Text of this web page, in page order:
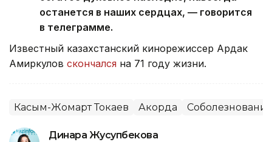
останется в наших сердцах, — говорится
в телеграмме.
Известный казахстанский кинорежиссер Ардак
Амиркулов скончался на 71 году жизни.
Касым-Жомарт Токаев Акорда
Динара Жусупбекова